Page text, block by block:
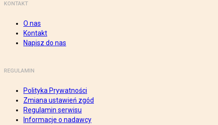
KONTAKT
O nas
Kontakt
Napisz do nas
REGULAMIN
Polityka Prywatności
Zmiana ustawień zgód
Regulamin serwisu
Informacje o nadawcy